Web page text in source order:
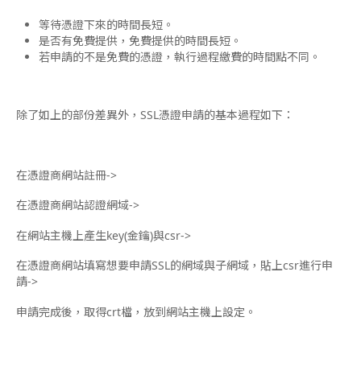
等待憑證下來的時間長短。
是否有免費提供，免費提供的時間長短。
若申請的不是免費的憑證，執行過程繳費的時間點不同。
除了如上的部份差異外，SSL憑證申請的基本過程如下：
在憑證商網站註冊->
在憑證商網站認證網域->
在網站主機上產生key(金鑰)與csr->
在憑證商網站填寫想要申請SSL的網域與子網域，貼上csr進行申
請->
申請完成後，取得crt檔，放到網站主機上設定。